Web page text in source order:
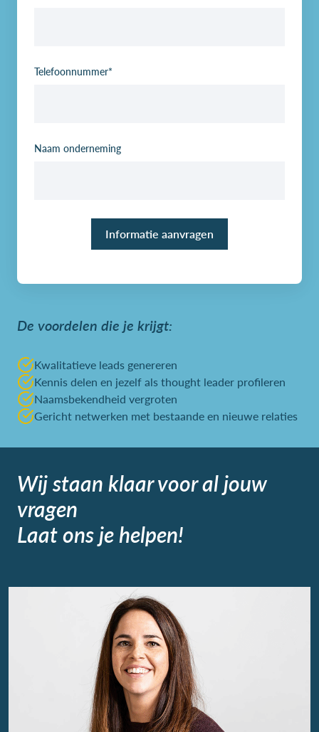
De voordelen die je krijgt:
Kwalitatieve leads genereren
Kennis delen en jezelf als thought leader profileren
Naamsbekendheid vergroten
Gericht netwerken met bestaande en nieuwe relaties
Telefoonnummer*
Naam onderneming
Wij staan klaar voor al jouw
vragen
Laat ons je helpen!